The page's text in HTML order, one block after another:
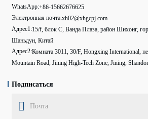
WhatsApp:+86-15662676625
Электронная почта:xh02@xhgcpj.com
Адрес1:15/f, блок C, Ванда Плаза, район Шихонг,
Шаньдун, Китай
Адрес2:Комната 3011, 30/F, Hongxing International,
Mountain Road, Jining High-Tech Zone, Jining,
Подписаться